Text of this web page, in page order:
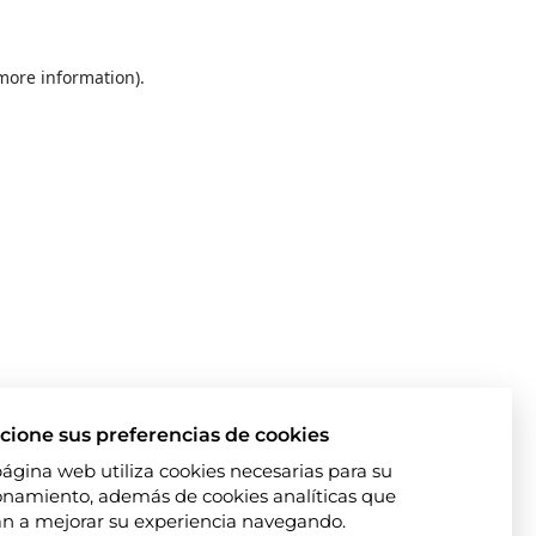
information).
sus preferencias de cookies
web utiliza cookies necesarias para su
además de cookies analíticas que
a mejorar su experiencia navegando.